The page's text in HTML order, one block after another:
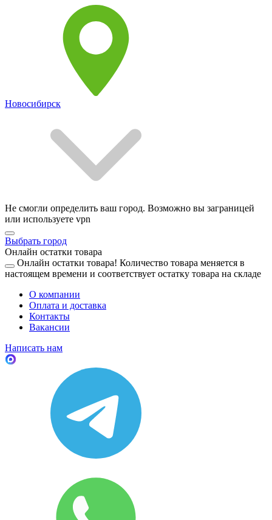
Новосибирск
Не смогли определить ваш город. Возможно вы заграницей
или используете vpn
Выбрать город
Онлайн остатки товара
Онлайн остатки товара! Количество товара меняется в
настоящем времени и соответствует остатку товара на складе
О компании
Оплата и доставка
Контакты
Вакансии
Написать нам